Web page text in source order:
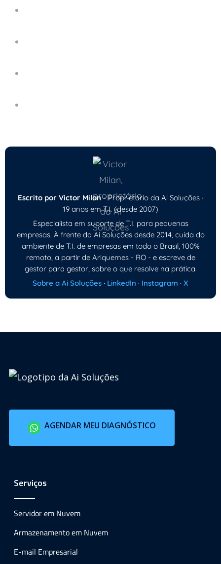
Escrito por Victor Milan- Proprietário da Ai Soluções ·
19 anos em T.I. (desde 2007)
Especialista em suporte de T.I. para pequenas
empresas. À frente da Ai Soluções desde 2014, cuida do
ambiente de T.I. de empresas em todo o Brasil, 100%
remoto, a partir de Ariquemes - RO - e escreve de
gestor para gestor, sobre o que resolve na prática.
Sobre a Ai Soluções · LinkedIn · Instagram · X
AGENDAR MEU DIAGNÓSTICO
Serviços
Servidor em Nuvem
Armazenamento em Nuvem
E-mail Empresarial